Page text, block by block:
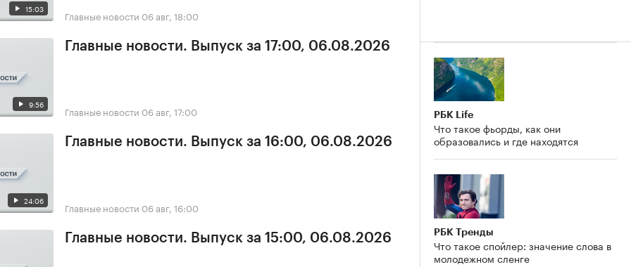
15:03 Главные новости 06 авг, 18:00
9:56
Главные новости. Выпуск за 17:00, 06.08.2026
Главные новости 06 авг, 17:00
24:06
Главные новости. Выпуск за 16:00, 06.08.2026
Главные новости 06 авг, 16:00
Главные новости. Выпуск за 15:00, 06.08.2026
РБК Life
Что такое фьорды, как они
образовались и где находятся
РБК Тренды
Что такое спойлер: значение слова в
молодежном сленге